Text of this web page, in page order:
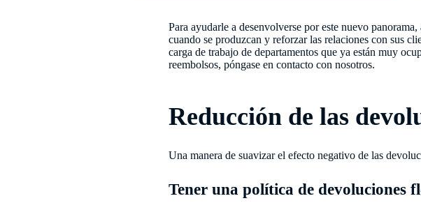
Para ayudarle a desenvolverse por este nuevo
cuando se produzcan y reforzar las relaciones con sus
carga de trabajo de departamentos que ya están muy
reembolsos, póngase en contacto con nosotros.
Reducción de las
Una manera de suavizar el efecto negativo de las
Tener una política de devoluciones